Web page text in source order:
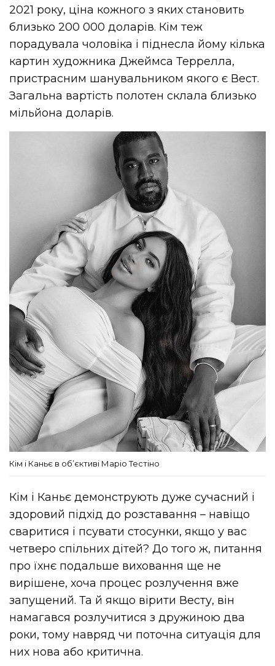
2021 року, ціна кожного з яких становить
близько 200 000 доларів. Кім теж
порадувала чоловіка і піднесла йому кілька
картин художника Джеймса Террелла,
пристрасним шанувальником якого є Вест.
Загальна вартість полотен склала близько
мільйона доларів.
Кім і Каньє в об’єктиві Маріо Тестіно
Кім і Каньє демонструють дуже сучасний і
здоровий підхід до розставання – навіщо
сваритися і псувати стосунки, якщо у вас
четверо спільних дітей? До того ж, питання
про їхнє подальше виховання ще не
вирішене, хоча процес розлучення вже
запущений. Та й якщо вірити Весту, він
намагався розлучитися з дружиною два
роки, тому навряд чи поточна ситуація для
них нова або критична.